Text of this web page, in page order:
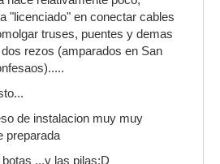
"licenciado" en conectar cables
truses, puentes y demas
rezos (amparados en San
de instalacion muy muy
preparada
...y las pilas:D